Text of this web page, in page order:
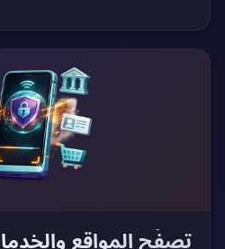
تصفّح المواقع